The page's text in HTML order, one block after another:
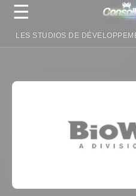
☰
LES STUDIOS DE
Panneau de gestion des